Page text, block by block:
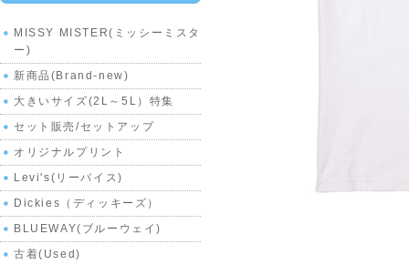
MISSY MISTER(ミッシーミスタ
ー)
新商品(Brand-new)
大きいサイズ(2L～5L）特集
セット販売/セットアップ
オリジナルプリント
Levi's(リーバイス)
Dickies（ディッキーズ）
BLUEWAY(ブルーウェイ)
古着(Used)